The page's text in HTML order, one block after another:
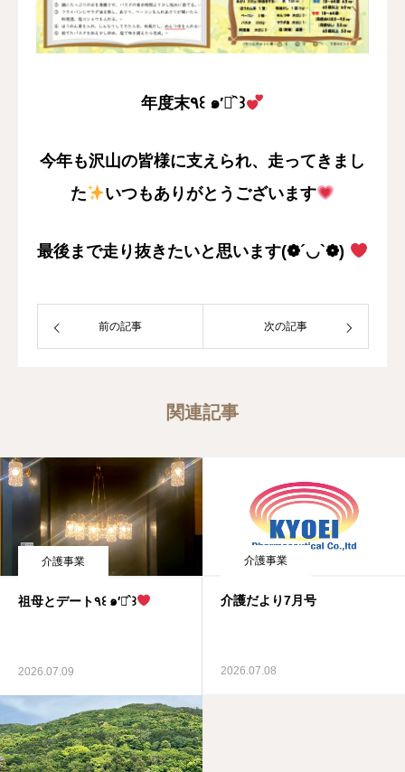
年度末٩꒰ ๑′◡͐`꒱
今年も沢山の皆様に支えられ、走ってきまし
た
いつもありがとうございます
最後まで走り抜きたいと思います(❁´◡`❁)
前の記事 次の記事
関連記事
介護事業
祖母とデート٩꒰ ๑′◡͐`꒱
2026.07.09
介護事業
介護だより7月号
2026.07.08